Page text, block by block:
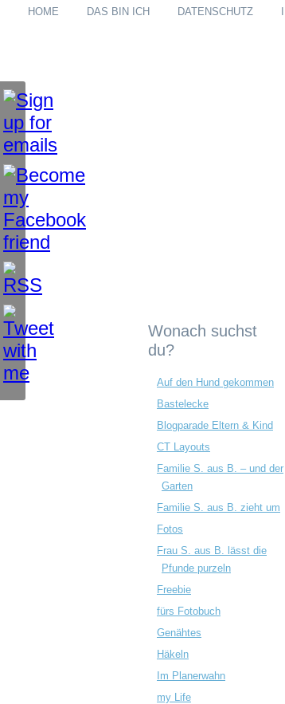
HOME DAS BIN ICH DATENSCHUTZ
Wonach suchst
du?
Auf den Hund gekommen
Bastelecke
Blogparade Eltern & Kind
CT Layouts
Familie S. aus B. – und der
Garten
Familie S. aus B. zieht um
Fotos
Frau S. aus B. lässt die
Pfunde purzeln
Freebie
fürs Fotobuch
Genähtes
Häkeln
Im Planerwahn
my Life